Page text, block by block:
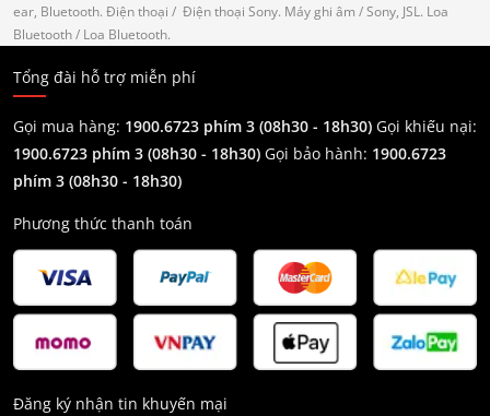
ear, Bluetooth. Điện thoại / Điện thoại Sony. Máy ghi âm / Sony, JSL. Loa
Bluetooth/ Loa Bluetooth.
Tổng đài hỗ trợ miễn phí
Gọi mua hàng: 1900.6723 phím 3 (08h30 - 18h30) Gọi khiếu nại:
1900.6723 phím 3 (08h30 - 18h30) Gọi bảo hành: 1900.6723
phím 3 (08h30 - 18h30)
Phương thức thanh toán
Đăng ký nhận tin khuyến mại